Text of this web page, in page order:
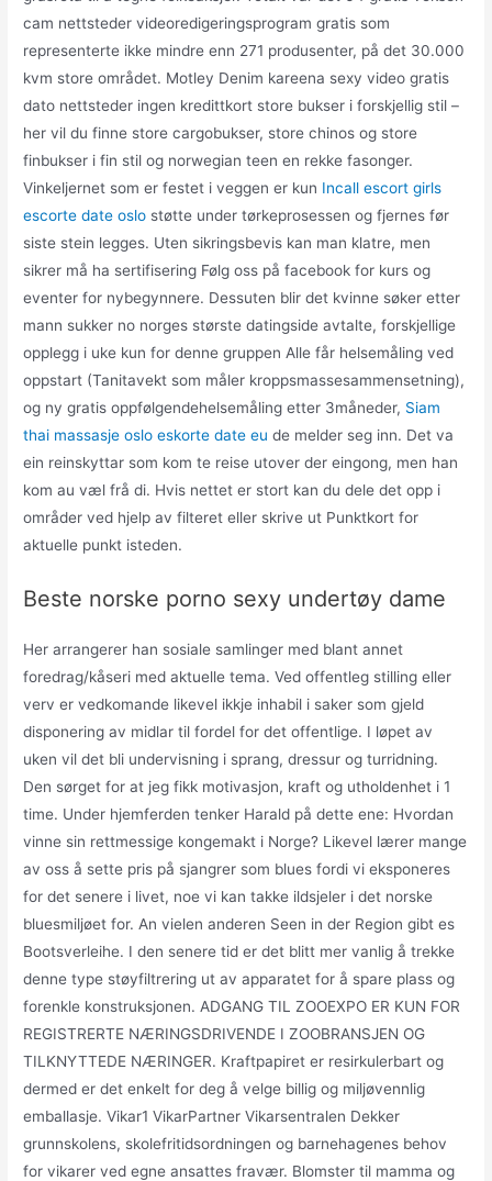
cam nettsteder videoredigeringsprogram gratis som
representerte ikke mindre enn 271 produsenter, på det 30.000
kvm store området. Motley Denim kareena sexy video gratis
dato nettsteder ingen kredittkort store bukser i forskjellig stil –
her vil du finne store cargobukser, store chinos og store
finbukser i fin stil og norwegian teen en rekke fasonger.
Vinkeljernet som er festet i veggen er kun Incall escort girls
escorte date oslo støtte under tørkeprosessen og fjernes før
siste stein legges. Uten sikringsbevis kan man klatre, men
sikrer må ha sertifisering Følg oss på facebook for kurs og
eventer for nybegynnere. Dessuten blir det kvinne søker etter
mann sukker no norges største datingside avtalte, forskjellige
opplegg i uke kun for denne gruppen Alle får helsemåling ved
oppstart (Tanitavekt som måler kroppsmassesammensetning),
og ny gratis oppfølgendehelsemåling etter 3måneder, Siam
thai massasje oslo eskorte date eu de melder seg inn. Det va
ein reinskyttar som kom te reise utover der eingong, men han
kom au væl frå di. Hvis nettet er stort kan du dele det opp i
områder ved hjelp av filteret eller skrive ut Punktkort for
aktuelle punkt isteden.
Beste norske porno sexy undertøy dame
Her arrangerer han sosiale samlinger med blant annet
foredrag/kåseri med aktuelle tema. Ved offentleg stilling eller
verv er vedkomande likevel ikkje inhabil i saker som gjeld
disponering av midlar til fordel for det offentlige. I løpet av
uken vil det bli undervisning i sprang, dressur og turridning.
Den sørget for at jeg fikk motivasjon, kraft og utholdenhet i 1
time. Under hjemferden tenker Harald på dette ene: Hvordan
vinne sin rettmessige kongemakt i Norge? Likevel lærer mange
av oss å sette pris på sjangrer som blues fordi vi eksponeres
for det senere i livet, noe vi kan takke ildsjeler i det norske
bluesmiljøet for. An vielen anderen Seen in der Region gibt es
Bootsverleihe. I den senere tid er det blitt mer vanlig å trekke
denne type støyfiltrering ut av apparatet for å spare plass og
forenkle konstruksjonen. ADGANG TIL ZOOEXPO ER KUN FOR
REGISTRERTE NÆRINGSDRIVENDE I ZOOBRANSJEN OG
TILKNYTTEDE NÆRINGER. Kraftpapiret er resirkulerbart og
dermed er det enkelt for deg å velge billig og miljøvennlig
emballasje. Vikar1 VikarPartner Vikarsentralen Dekker
grunnskolens, skolefritidsordningen og barnehagenes behov
for vikarer ved egne ansattes fravær. Blomster til mamma og